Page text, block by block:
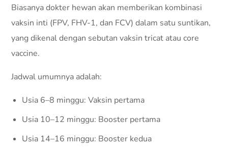
Biasanya dokter hewan akan memberikan kombinasi
vaksin inti (FPV, FHV-1, dan FCV) dalam satu suntikan,
yang dikenal dengan sebutan vaksin tricat atau core
vaccine.
Jadwal umumnya adalah:
Usia 6–8 minggu: Vaksin pertama
Usia 10–12 minggu: Booster pertama
Usia 14–16 minggu: Booster kedua